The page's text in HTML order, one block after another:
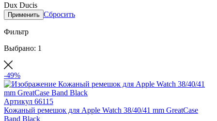
Dux Ducis
Применить Сбросить
Фильтр
Выбрано: 1
-49%
Артикул 66115
Кожаный ремешок для Apple Watch 38/40/41 mm GreatCase
Band Black